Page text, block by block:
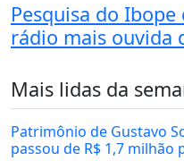
Pesquisa do
rádio mais ouvida
Mais lidas da
Patrimônio de Gustavo
passou de R$ 1,7 milhão